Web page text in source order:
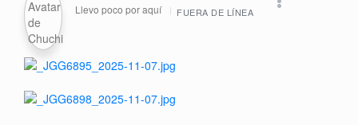
Llevo poco por aquí FUERA DE LÍNEA